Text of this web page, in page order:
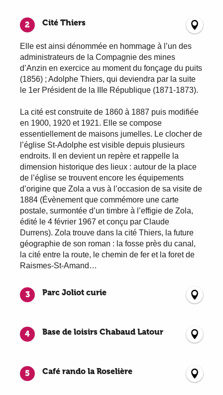
2 Cité Thiers
Elle est ainsi dénommée en hommage à l’un des
administrateurs de la Compagnie des mines
d’Anzin en exercice au moment du fonçage du puits
(1856) ; Adolphe Thiers, qui deviendra par la suite
le 1er Président de la IIIe République (1871-1873).
La cité est construite de 1860 à 1887 puis modifiée
en 1900, 1920 et 1921. Elle se compose
essentiellement de maisons jumelles. Le clocher de
l’église St-Adolphe est visible depuis plusieurs
endroits. Il en devient un repère et rappelle la
dimension historique des lieux : autour de la place
de l’église se trouvent encore les équipements
d’origine que Zola a vus à l’occasion de sa visite de
1884 (Évènement que commémore une carte
postale, surmontée d’un timbre à l’effigie de Zola,
édité le 4 février 1967 et conçu par Claude
Durrens). Zola trouve dans la cité Thiers, la future
géographie de son roman : la fosse près du canal,
la cité entre la route, le chemin de fer et la foret de
Raismes-St-Amand…
3 Parc Joliot curie
4 Base de loisirs Chabaud Latour
5 Café rando la Roselière